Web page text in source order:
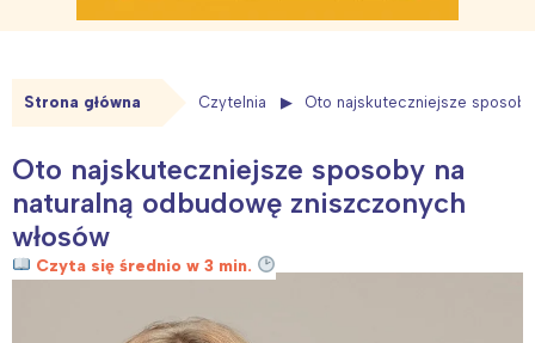
Strona główna Czytelnia Oto najskuteczniejsze
Oto najskuteczniejsze sposoby na
naturalną odbudowę zniszczonych
włosów
Czyta się średnio w 3 min.